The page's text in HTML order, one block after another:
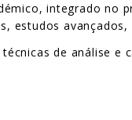
integrado no
estudos
de análise